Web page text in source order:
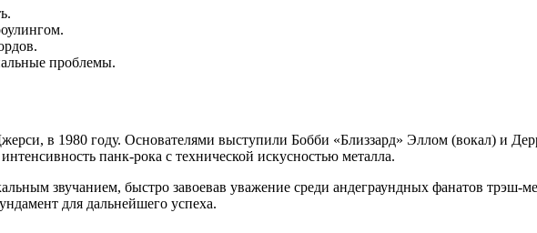
проблемы.
в 1980 году. Основателями выступили Бобби «Близзард» Эллом (вокал) и
панк-рока с технической искусностью металла.
звучанием, быстро завоевав уважение среди андеграундных фанатов трэш-
для дальнейшего успеха.